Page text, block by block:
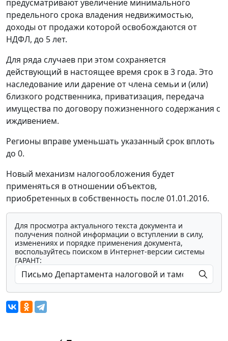
предусматривают увеличение минимального
предельного срока владения недвижимостью,
доходы от продажи которой освобождаются от
НДФЛ, до 5 лет.
Для ряда случаев при этом сохраняется
действующий в настоящее время срок в 3 года. Это
наследование или дарение от члена семьи и (или)
близкого родственника, приватизация, передача
имущества по договору пожизненного содержания с
иждивением.
Регионы вправе уменьшать указанный срок вплоть
до 0.
Новый механизм налогообложения будет
применяться в отношении объектов,
приобретенных в собственность после 01.01.2016.
Для просмотра актуального текста документа и
получения полной информации о вступлении в силу,
изменениях и порядке применения документа,
воспользуйтесь поиском в Интернет-версии системы
ГАРАНТ: